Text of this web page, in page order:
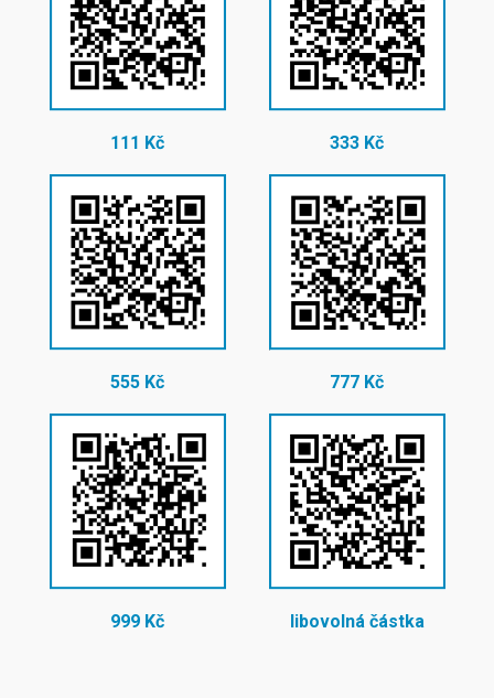
111 Kč 333 Kč
555 Kč 777 Kč
999 Kč libovolná částka